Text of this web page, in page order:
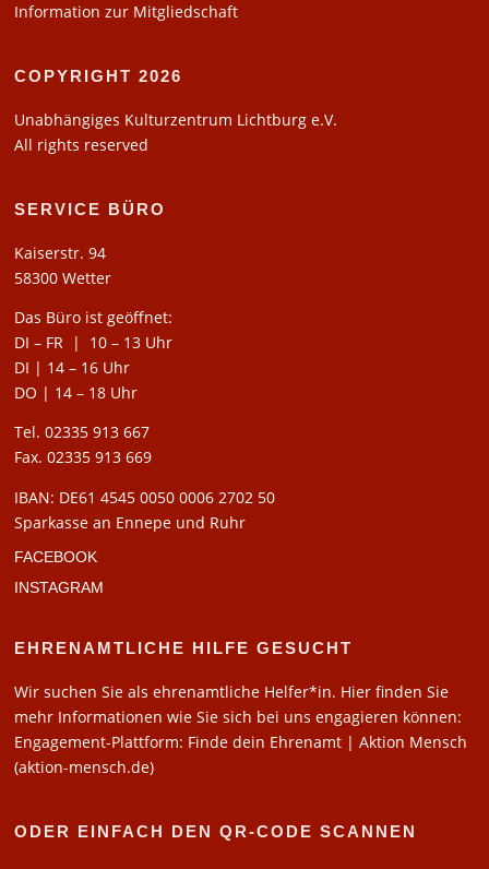
Information zur Mitgliedschaft
COPYRIGHT 2026
Unabhängiges Kulturzentrum Lichtburg e.V.
All rights reserved
SERVICE BÜRO
Kaiserstr. 94
58300 Wetter
Das Büro ist geöffnet:
DI – FR | 10 – 13 Uhr
DI | 14 – 16 Uhr
DO | 14 – 18 Uhr
Tel. 02335 913 667
Fax. 02335 913 669
IBAN: DE61 4545 0050 0006 2702 50
Sparkasse an Ennepe und Ruhr
FACEBOOK
INSTAGRAM
EHRENAMTLICHE HILFE GESUCHT
Wir suchen Sie als ehrenamtliche Helfer*in. Hier finden Sie
mehr Informationen wie Sie sich bei uns engagieren können:
Engagement-Plattform: Finde dein Ehrenamt | Aktion Mensch
(aktion-mensch.de)
ODER EINFACH DEN QR-CODE SCANNEN